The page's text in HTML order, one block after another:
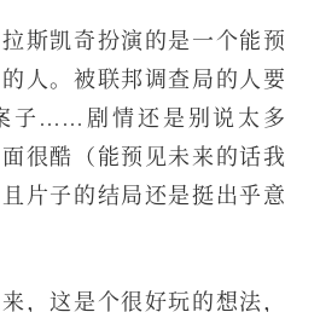
斯凯奇扮演的是一个能预
人。被联邦调查局的人要
子……剧情还是别说太多
很酷（能预见未来的话我
片子的结局还是挺出乎意
，这是个很好玩的想法，